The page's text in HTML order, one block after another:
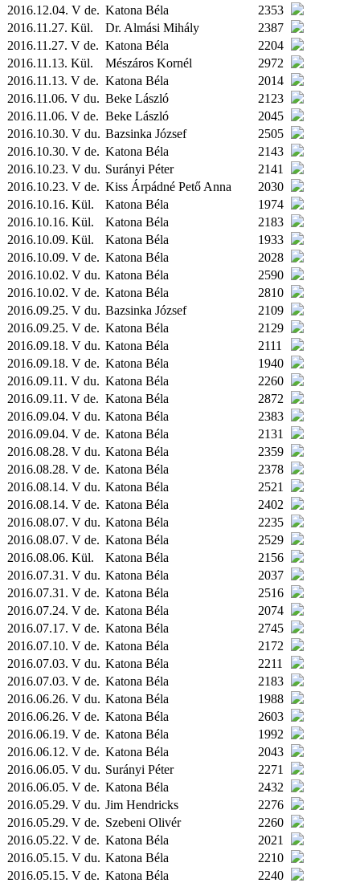
2016.12.04. V de. Katona Béla
2353
2016.11.27. Kül. Dr. Almási Mihály
2387
2016.11.27. V de. Katona Béla
2204
2016.11.13. Kül. Mészáros Kornél
2972
2016.11.13. V de. Katona Béla
2014
2016.11.06. V du. Beke László
2123
2016.11.06. V de. Beke László
2045
2016.10.30. V du. Bazsinka József
2505
2016.10.30. V de. Katona Béla
2143
2016.10.23. V du. Surányi Péter
2141
2016.10.23. V de. Kiss Árpádné Pető Anna
2030
2016.10.16. Kül. Katona Béla
1974
2016.10.16. Kül. Katona Béla
2183
2016.10.09. Kül. Katona Béla
1933
2016.10.09. V de. Katona Béla
2028
2016.10.02. V du. Katona Béla
2590
2016.10.02. V de. Katona Béla
2810
2016.09.25. V du. Bazsinka József
2109
2016.09.25. V de. Katona Béla
2129
2016.09.18. V du. Katona Béla
2111
2016.09.18. V de. Katona Béla
1940
2016.09.11. V du. Katona Béla
2260
2016.09.11. V de. Katona Béla
2872
2016.09.04. V du. Katona Béla
2383
2016.09.04. V de. Katona Béla
2131
2016.08.28. V du. Katona Béla
2359
2016.08.28. V de. Katona Béla
2378
2016.08.14. V du. Katona Béla
2521
2016.08.14. V de. Katona Béla
2402
2016.08.07. V du. Katona Béla
2235
2016.08.07. V de. Katona Béla
2529
2016.08.06. Kül. Katona Béla
2156
2016.07.31. V du. Katona Béla
2037
2016.07.31. V de. Katona Béla
2516
2016.07.24. V de. Katona Béla
2074
2016.07.17. V de. Katona Béla
2745
2016.07.10. V de. Katona Béla
2172
2016.07.03. V du. Katona Béla
2211
2016.07.03. V de. Katona Béla
2183
2016.06.26. V du. Katona Béla
1988
2016.06.26. V de. Katona Béla
2603
2016.06.19. V de. Katona Béla
1992
2016.06.12. V de. Katona Béla
2043
2016.06.05. V du. Surányi Péter
2271
2016.06.05. V de. Katona Béla
2432
2016.05.29. V du. Jim Hendricks
2276
2016.05.29. V de. Szebeni Olivér
2260
2016.05.22. V de. Katona Béla
2021
2016.05.15. V du. Katona Béla
2210
2016.05.15. V de. Katona Béla
2240